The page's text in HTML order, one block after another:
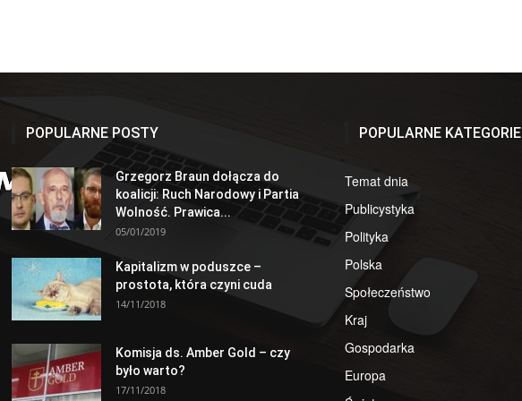
POPULARNE POSTY
Grzegorz Braun dołącza do
koalicji: Ruch Narodowy i Partia
Wolność. Prawica...
05/01/2019
Kapitalizm w poduszce –
prostota, która czyni cuda
14/11/2018
Komisja ds. Amber Gold – czy
było warto?
17/11/2018
POPULARNE KATEGORIE
Temat dnia
Publicystyka
Polityka
Polska
Społeczeństwo
Kraj
Gospodarka
Europa